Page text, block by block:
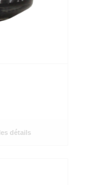
détails